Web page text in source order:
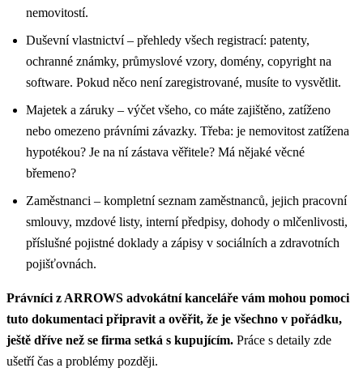
nemovitostí.
Duševní vlastnictví – přehledy všech registrací: patenty,
ochranné známky, průmyslové vzory, domény, copyright na
software. Pokud něco není zaregistrované, musíte to vysvětlit.
Majetek a záruky – výčet všeho, co máte zajištěno, zatíženo
nebo omezeno právními závazky. Třeba: je nemovitost zatížena
hypotékou? Je na ní zástava věřitele? Má nějaké věcné
břemeno?
Zaměstnanci – kompletní seznam zaměstnanců, jejich pracovní
smlouvy, mzdové listy, interní předpisy, dohody o mlčenlivosti,
příslušné pojistné doklady a zápisy v sociálních a zdravotních
pojišťovnách.
Právníci z ARROWS advokátní kanceláře vám mohou pomoci
tuto dokumentaci připravit a ověřit, že je všechno v pořádku,
ještě dříve než se firma setká s kupujícím. Práce s detaily zde
ušetří čas a problémy později.